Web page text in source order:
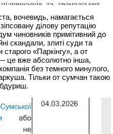
вочевидь, намагається
ділову репутацію
чиновників примітивний до
скандали, злиті суди та
старого «Паркінгу», а от
це вже абсолютно інша,
без темного минулого,
Тільки от сумчан такою